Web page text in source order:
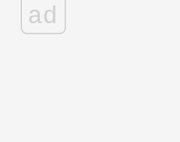
ad